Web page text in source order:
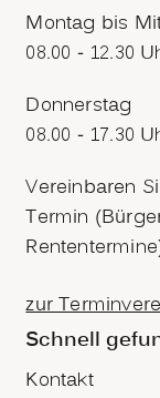
Montag bis
08.00 - 12.30
Donnerstag
08.00 - 17.30
Vereinbaren
Termin
zur
Schnell
Kontakt